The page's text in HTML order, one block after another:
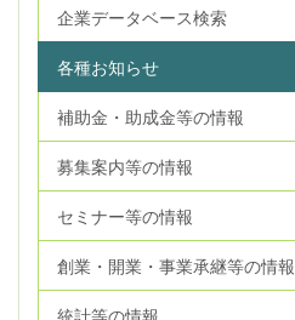
企業データベース検索
各種お知らせ
補助金・助成金等の情報
募集案内等の情報
セミナー等の情報
創業・開業・事業承継等の情報